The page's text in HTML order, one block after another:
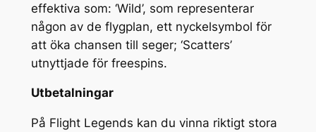
effektiva som: ‘Wild’, som representerar
någon av de flygplan, ett nyckelsymbol för
att öka chansen till seger; ‘Scatters’
utnyttjade för freespins.
Utbetalningar
På Flight Legends kan du vinna riktigt stora